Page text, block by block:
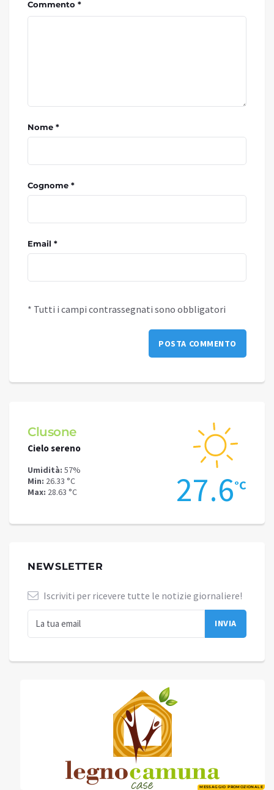
Commento *
Nome *
Cognome *
Email *
* Tutti i campi contrassegnati sono obbligatori
Clusone
Cielo sereno
Umidità: 57%
Min: 26.33 °C
Max: 28.63 °C 27.6°C
NEWSLETTER
Iscriviti per ricevere tutte le notizie giornaliere!
MESSAGGIO PROMOZIONALE